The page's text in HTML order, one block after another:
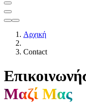
Αρχική
Contact
Μαζί Μας